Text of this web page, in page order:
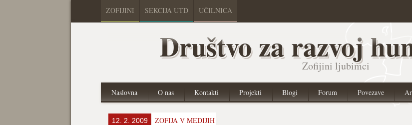
ZOFIJINI SEKCIJA UTD UČILNICA
Društvo za razvoj
Zofijini ljubimci
Naslovna O nas Kontakti Projekti Blogi Forum Povezave
12. 2. 2009 ZOFIJA V MEDIJIH